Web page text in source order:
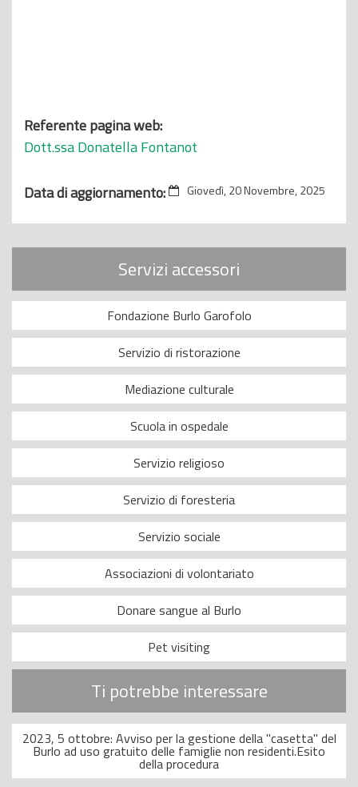
Referente pagina web:
Dott.ssa Donatella Fontanot
Data di aggiornamento: Giovedì, 20 Novembre, 2025
Servizi accessori
Fondazione Burlo Garofolo
Servizio di ristorazione
Mediazione culturale
Scuola in ospedale
Servizio religioso
Servizio di foresteria
Servizio sociale
Associazioni di volontariato
Donare sangue al Burlo
Pet visiting
Ti potrebbe interessare
2023, 5 ottobre: Avviso per la gestione della "casetta" del
Burlo ad uso gratuito delle famiglie non residenti.Esito
della procedura